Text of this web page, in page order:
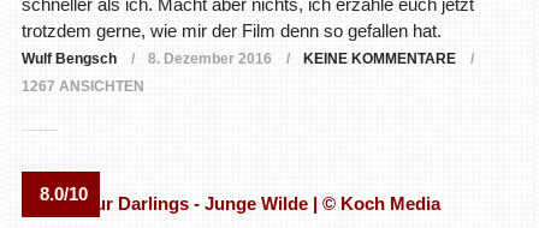
trotzdem gerne, wie mir der Film denn so gefallen hat.
Wulf Bengsch 8. Dezember 2016
KEINE KOMMENTARE
1267 ANSICHTEN
8.0/10